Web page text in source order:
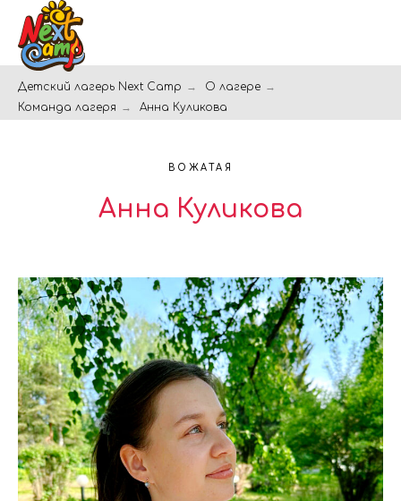
Детский лагерь Next Camp → О лагере →
Команда лагеря → Анна Куликова
ВОЖАТАЯ
Анна Куликова